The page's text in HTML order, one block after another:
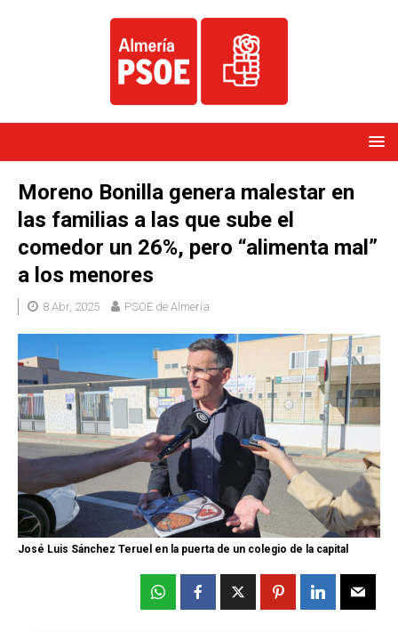
Moreno Bonilla genera malestar en
las familias a las que sube el
comedor un 26%, pero “alimenta mal”
a los menores
8 Abr, 2025 PSOE de Almería
José Luis Sánchez Teruel en la puerta de un colegio de la capital